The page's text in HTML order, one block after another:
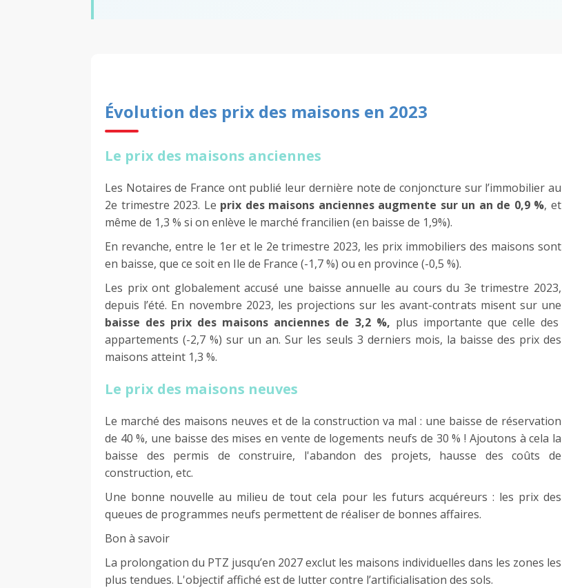
Évolution des prix des maisons en 2023
Le prix des maisons anciennes
Les Notaires de France ont publié leur dernière note de conjoncture sur l’immobilier au
2e trimestre 2023. Le prix des maisons anciennes augmente sur un an de 0,9 %, et
même de 1,3 % si on enlève le marché francilien (en baisse de 1,9%).
En revanche, entre le 1er et le 2e trimestre 2023, les prix immobiliers des maisons sont
en baisse, que ce soit en Ile de France (-1,7 %) ou en province (-0,5 %).
Les prix ont globalement accusé une baisse annuelle au cours du 3e trimestre 2023,
depuis l’été. En novembre 2023, les projections sur les avant-contrats misent sur une
baisse des prix des maisons anciennes de 3,2 %, plus importante que celle des
appartements (-2,7 %) sur un an. Sur les seuls 3 derniers mois, la baisse des prix des
maisons atteint 1,3 %.
Le prix des maisons neuves
Le marché des maisons neuves et de la construction va mal : une baisse de réservation
de 40 %, une baisse des mises en vente de logements neufs de 30 % ! Ajoutons à cela la
baisse des permis de construire, l'abandon des projets, hausse des coûts de
construction, etc.
Une bonne nouvelle au milieu de tout cela pour les futurs acquéreurs : les prix des
queues de programmes neufs permettent de réaliser de bonnes affaires.
Bon à savoir
La prolongation du PTZ jusqu’en 2027 exclut les maisons individuelles dans les zones les
plus tendues. L'objectif affiché est de lutter contre l’artificialisation des sols.